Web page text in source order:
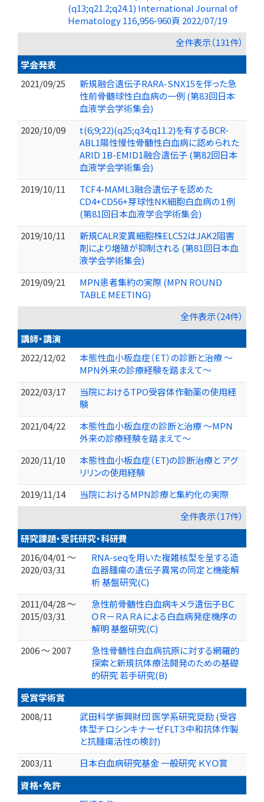
(q13;q21.2;q24.1) International Journal of
Hematology 116,956-960頁 2022/07/19
全件表示（131件）
学会発表
2021/09/25
新規融合遺伝子RARA-SNX15を伴った急
性前骨髄球性白血病の一例 (第83回日本
血液学会学術集会)
2020/10/09
t(6;9;22)(q25;q34;q11.2)を有するBCR-
ABL1陽性慢性骨髄性白血病に認められた
ARID 1B-EMID1融合遺伝子 (第82回日本
血液学会学術集会)
2019/10/11
TCF4-MAML3融合遺伝子を認めた
CD4+CD56+芽球性NK細胞白血病の１例
(第81回日本血液学会学術集会)
2019/10/11
新規CALR変異細胞株ELC52はJAK2阻害
剤により増殖が抑制される (第81回日本血
液学会学術集会)
2019/09/21
MPN患者集約の実際 (MPN ROUND
TABLE MEETING)
全件表示（24件）
講師・講演
2022/12/02
本態性血小板血症（ET）の診断と治療 〜
MPN外来の診療経験を踏まえて〜
2022/03/17
当院におけるTPO受容体作動薬の使用経
験
2021/04/22
本態性血小板血症の診断と治療 〜MPN
外来の診療経験を踏まえて〜
2020/11/10
本態性血小板血症（ET)の診断治療と アグ
リリンの使用経験
2019/11/14
当院におけるMPN診療と集約化の実際
全件表示（17件）
研究課題・受託研究・科研費
2016/04/01 ～
2020/03/31
RNA-seqを用いた複雑核型を呈する造
血器腫瘍の遺伝子異常の同定と機能解
析 基盤研究(C)
2011/04/28 ～
2015/03/31
急性前骨髄性白血病キメラ遺伝子ＢＣ
ＯＲ－ＲＡＲＡによる白血病発症機序の
解明 基盤研究(C)
2006 ～ 2007
急性骨髄性白血病抗原に対する網羅的
探索と新規抗体療法開発のための基礎
的研究 若手研究(B)
受賞学術賞
2008/11
武田科学振興財団 医学系研究奨励 (受容
体型チロシンキナーゼFLT３中和抗体作製
と抗腫瘍活性の検討)
2003/11
日本白血病研究基金 一般研究 ＫＹＯ賞
資格・免許